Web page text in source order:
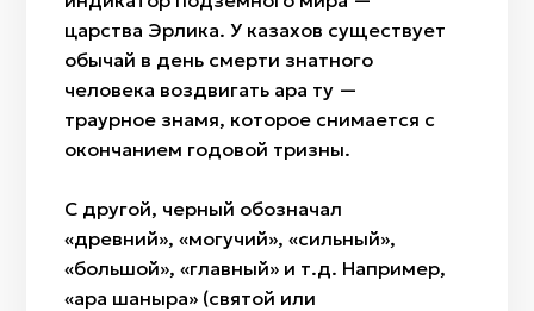
царства Эрлика. У казахов существует
обычай в день смерти знатного
человека воздвигать қара ту —
траурное знамя, которое снимается с
окончанием годовой тризны.
С другой, черный обозначал
«древний», «могучий», «сильный»,
«большой», «главный» и т.д. Например,
«қара шанырақ» (святой или